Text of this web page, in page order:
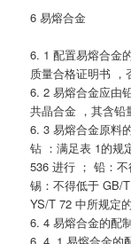
6 易熔合金
6. 1 配置易熔合金
质量合格证明书 ，
6. 2 易熔合金应由
共晶合金 ，其含铅
6. 3 易熔合金原料
钻 ：满足表 1的规
536 进行 ； 铅：
锡：不得低于 GB/
YS/T 72 中所规定
6. 4 易熔合金的配